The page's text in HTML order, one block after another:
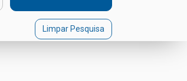
Limpar Pesquisa